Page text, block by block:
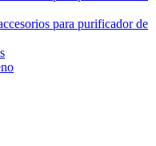
para purificador de